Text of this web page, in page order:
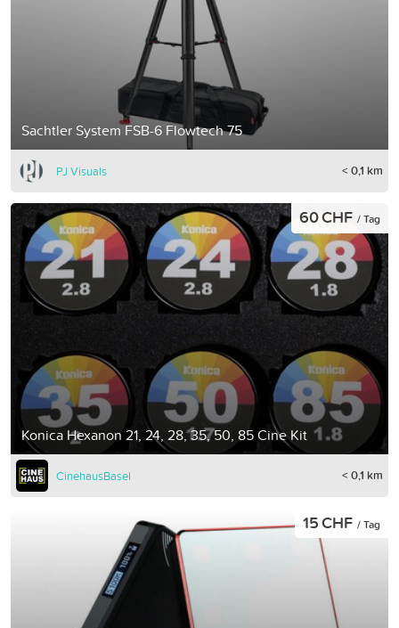
Sachtler System FSB-6 Flowtech 75
PJ Visuals < 0,1 km
Konica Hexanon 21, 24, 28, 35, 50, 85 Cine Kit
60 CHF / Tag
CinehausBasel < 0,1 km
15 CHF / Tag